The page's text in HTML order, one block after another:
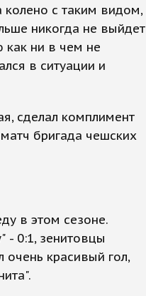
колено с таким видом,
никогда не выйдет
как ни в чем не
в ситуации и
сделал комплимент
бригада чешских
в этом сезоне.
- 0:1, зенитовцы
очень красивый гол,